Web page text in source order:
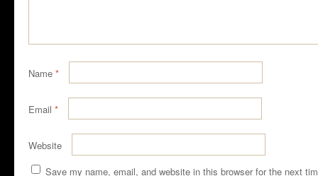
Name *
Email *
Website
Save my name, email, and website in this browser for the next